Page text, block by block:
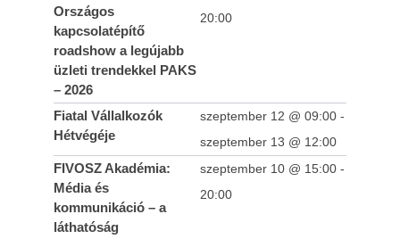
Országos
kapcsolatépítő
roadshow a legújabb
üzleti trendekkel PAKS
– 2026
20:00
Fiatal Vállalkozók
Hétvégéje
szeptember 12 @ 09:00 -
szeptember 13 @ 12:00
FIVOSZ Akadémia:
Média és
kommunikáció – a
láthatóság
szeptember 10 @ 15:00 -
20:00